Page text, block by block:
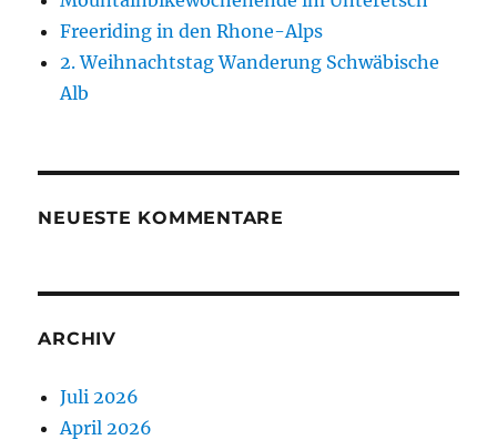
Freeriding in den Rhone-Alps
2. Weihnachtstag Wanderung Schwäbische
Alb
NEUESTE KOMMENTARE
ARCHIV
Juli 2026
April 2026